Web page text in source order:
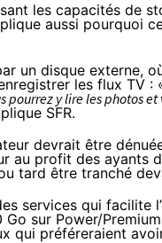
les capacités de
aussi pourquoi
un disque externe,
les flux TV :
y lire les photos
SFR.
devrait être
au profit des
tard être tranché
services qui facilite
Go sur Power/
qui préféreraient